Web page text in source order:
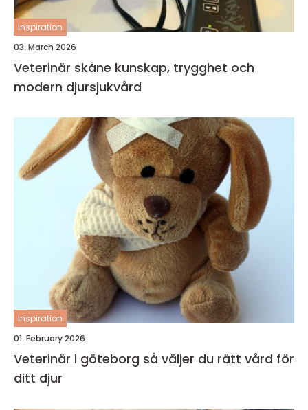
inspiration
03. March 2026
Veterinär skåne kunskap, trygghet och
modern djursjukvård
inspiration
01. February 2026
Veterinär i göteborg så väljer du rätt vård för
ditt djur